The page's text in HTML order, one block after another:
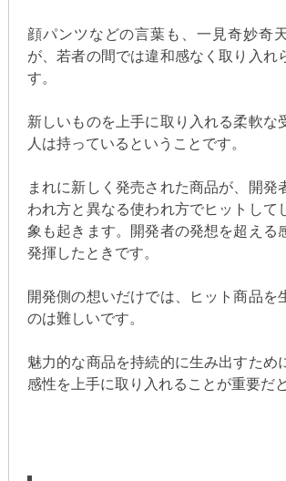
顔パンツなどの言葉も、一見奇妙奇
が、若者の間では違和感なく取り入れ
す。
新しいものを上手に取り入れる柔軟な
人は持っているということです。
まれに新しく発売された商品が、開発
われ方と異なる使われ方でヒットして
象も起きます。開発者の発想を超える
発揮したときです。
開発側の想いだけでは、ヒット商品を
のは難しいです。
魅力的な商品を持続的に生み出すため
感性を上手に取り入れることが重要だ